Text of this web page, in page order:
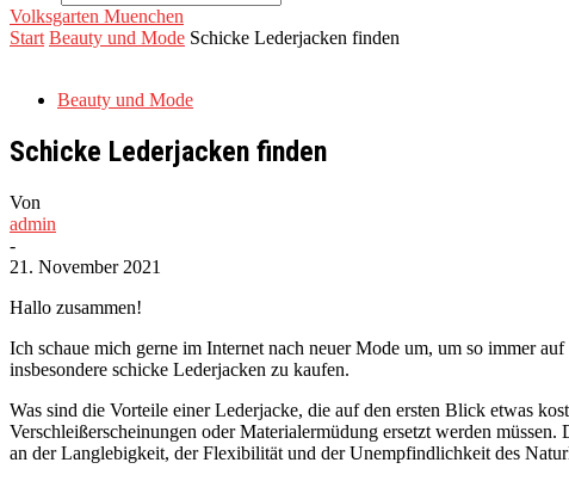
Volksgarten Muenchen
Start Beauty und Mode Schicke Lederjacken finden
Beauty und Mode
Schicke Lederjacken finden
Von
admin
-
21. November 2021
Hallo zusammen!
Ich schaue mich gerne im Internet nach neuer Mode um, um so immer
insbesondere schicke Lederjacken zu kaufen.
Was sind die Vorteile einer Lederjacke, die auf den ersten Blick etwas
Verschleißerscheinungen oder Materialermüdung ersetzt werden
an der Langlebigkeit, der Flexibilität und der Unempfindlichkeit des